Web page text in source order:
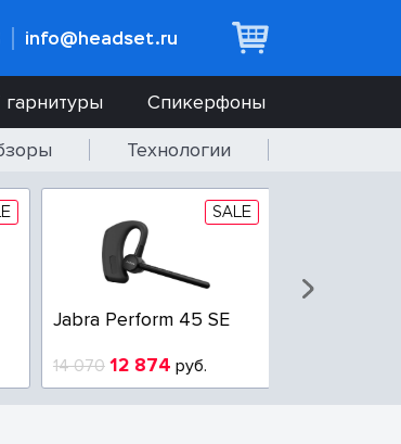
info@headset.ru
гарнитуры
Спикерфоны
Технологии
SALE
Jabra Perform 45 SE
14 070 12 874руб.